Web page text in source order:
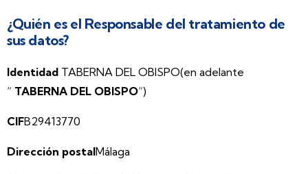
¿Quién es el Responsable del tratamiento de
sus datos?
Identidad TABERNA DEL OBISPO(en adelante
“ TABERNA DEL OBISPO“)
CIFB29413770
Dirección postalMálaga